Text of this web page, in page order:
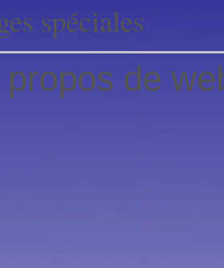
spéciales
propos de